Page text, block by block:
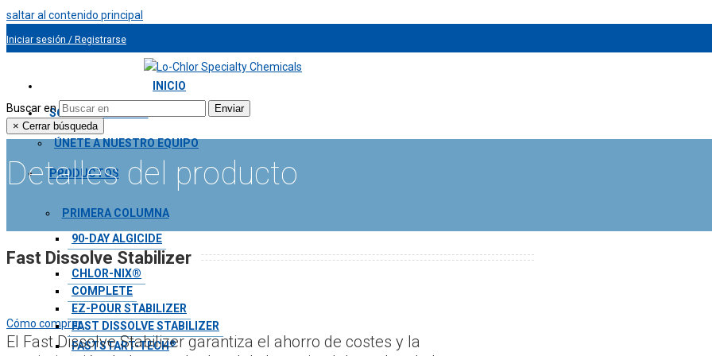
saltar al contenido principal
Iniciar sesión / Registrarse
INICIO
SOBRE NOSOTROS
ÚNETE A NUESTRO EQUIPO
PRODUCTOS
PRIMERA COLUMNA
90-DAY ALGICIDE
AQUA BLANKET®
CHLOR-NIX®
COMPLETE
EZ-POUR STABILIZER
FAST DISSOLVE STABILIZER
FASTSTART-TECH®
Buscar en
Enviar
× Cerrar búsqueda
Detalles del producto
Fast Dissolve Stabilizer
Cómo comprar
El Fast Dissolve Stabilizer garantiza el ahorro de costes y la